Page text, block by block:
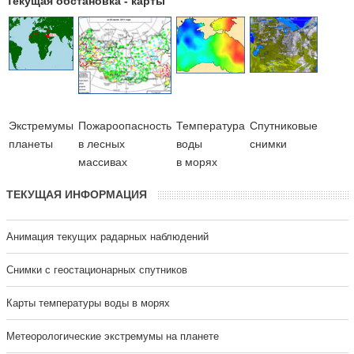
Экстремумы
планеты
Пожароопасность
в лесных
массивах
Температура
воды
в морях
Cпутниковые
снимки
ТЕКУЩАЯ ИНФОРМАЦИЯ
Анимация текущих радарных наблюдений
Cнимки с геостационарных спутников
Карты температуры воды в морях
Метеорологические экстремумы на планете